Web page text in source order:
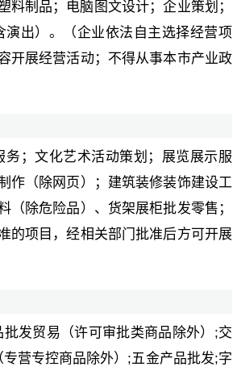
制品；电脑图文设计；企业策划；
出）。（企业依法自主选择经营项
开展经营活动；不得从事本市产业政
；文化艺术活动策划；展览展示服
作（除网页）；建筑装修装饰建设工
除危险品）、货架展柜批发零售；
的项目，经相关部门批准后方可开展
发贸易（许可审批类商品除外）;交
营专控商品除外）;五金产品批发;字